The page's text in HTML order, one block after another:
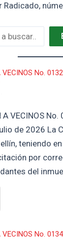
Radicado,
VECINOS No.
A VECINOS
de 2026 La
teniendo
por
del
VECINOS No.